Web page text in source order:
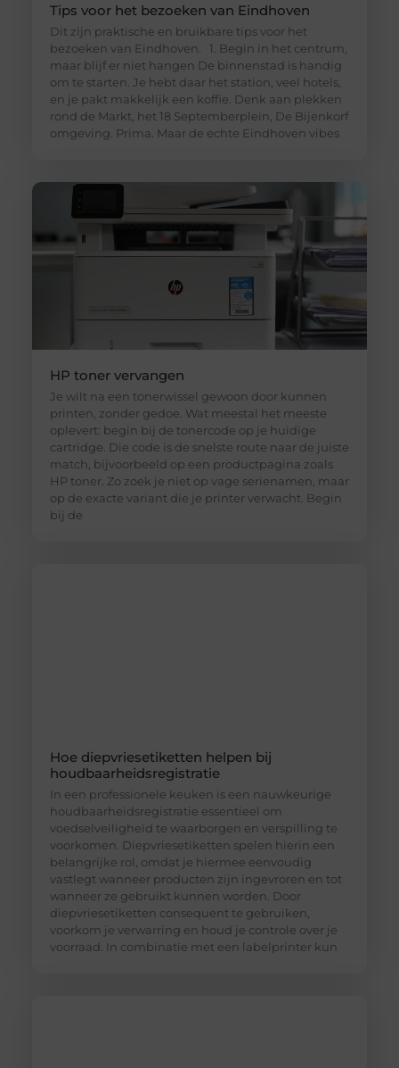
Tips voor het bezoeken van Eindhoven
Dit zijn praktische en bruikbare tips voor het
bezoeken van Eindhoven. 1. Begin in het centrum,
maar blijf er niet hangen De binnenstad is handig
om te starten. Je hebt daar het station, veel hotels,
en je pakt makkelijk een koffie. Denk aan plekken
rond de Markt, het 18 Septemberplein, De Bijenkorf
omgeving. Prima. Maar de echte Eindhoven vibes
HP toner vervangen
Je wilt na een tonerwissel gewoon door kunnen
printen, zonder gedoe. Wat meestal het meeste
oplevert: begin bij de tonercode op je huidige
cartridge. Die code is de snelste route naar de juiste
match, bijvoorbeeld op een productpagina zoals
HP toner. Zo zoek je niet op vage serienamen, maar
op de exacte variant die je printer verwacht. Begin
bij de
Hoe diepvriesetiketten helpen bij
houdbaarheidsregistratie
In een professionele keuken is een nauwkeurige
houdbaarheidsregistratie essentieel om
voedselveiligheid te waarborgen en verspilling te
voorkomen. Diepvriesetiketten spelen hierin een
belangrijke rol, omdat je hiermee eenvoudig
vastlegt wanneer producten zijn ingevroren en tot
wanneer ze gebruikt kunnen worden. Door
diepvriesetiketten consequent te gebruiken,
voorkom je verwarring en houd je controle over je
voorraad. In combinatie met een labelprinter kun